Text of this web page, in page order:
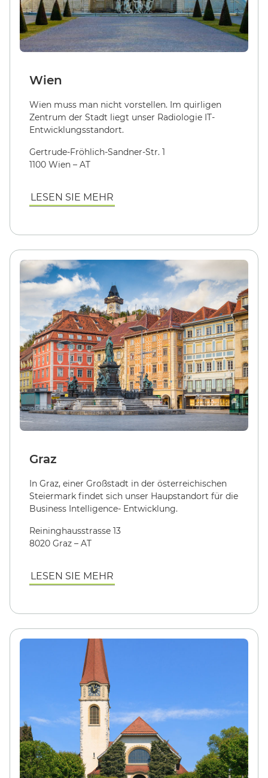
Wien
Wien muss man nicht vorstellen. Im quirligen
Zentrum der Stadt liegt unser Radiologie IT-
Entwicklungsstandort.
Gertrude-Fröhlich-Sandner-Str. 1
1100 Wien – AT
LESEN SIE MEHR
Graz
In Graz, einer Großstadt in der österreichischen
Steiermark findet sich unser Haupstandort für die
Business Intelligence- Entwicklung.
Reininghausstrasse 13
8020 Graz – AT
LESEN SIE MEHR